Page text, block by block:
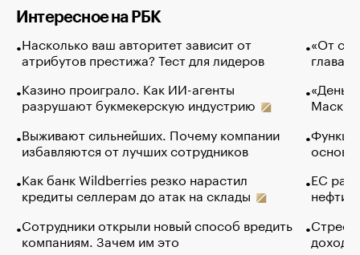
Интересное на РБК
Насколько ваш авторитет зависит от
атрибутов престижа? Тест для лидеров
Казино проиграло. Как ИИ-агенты
разрушают букмекерскую индустрию
Выживают сильнейших. Почему компании
избавляются от лучших сотрудников
Как банк Wildberries резко нарастил
кредиты селлерам до атак на склады
Сотрудники открыли новый способ вредить
компаниям. Зачем им это
«От
глава
Маск в
основ
ЕС
нефти